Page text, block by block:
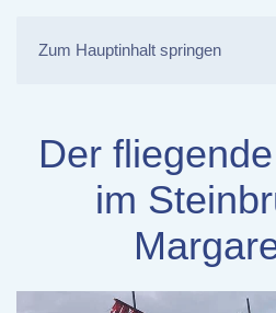
Zum Hauptinhalt springen
Der
im